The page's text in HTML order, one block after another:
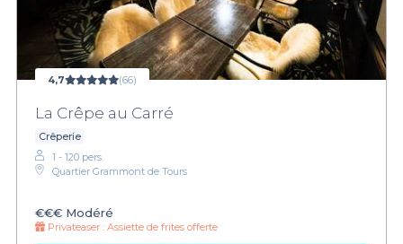
4,7 (66)
La Crêpe au Carré
Crêperie
1 - 120 pers.
Quartier Grammont de Tours
€€€ Modéré
Privateaser : Assiette de frites offerte